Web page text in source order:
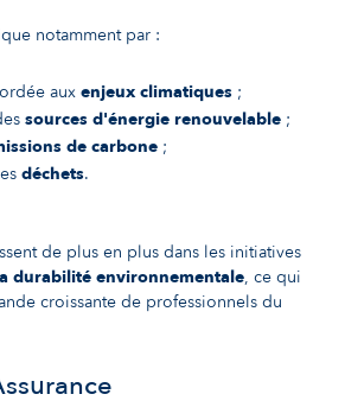
notamment par :
aux enjeux climatiques ;
sources d'énergie renouvelable;
de carbone;
déchets.
de plus en plus dans les initiatives
durabilité environnementale, ce qui
croissante de professionnels du